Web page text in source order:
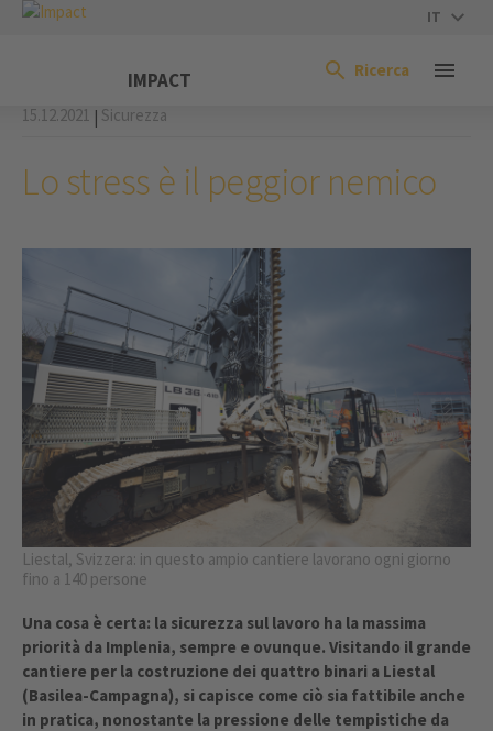
IT
IMPACT Ricerca
15.12.2021 | Sicurezza
Lo stress è il peggior nemico
Liestal, Svizzera: in questo ampio cantiere lavorano ogni giorno
fino a 140 persone
Una cosa è certa: la sicurezza sul lavoro ha la massima
priorità da Implenia, sempre e ovunque. Visitando il grande
cantiere per la costruzione dei quattro binari a Liestal
(Basilea-Campagna), si capisce come ciò sia fattibile anche
in pratica, nonostante la pressione delle tempistiche da